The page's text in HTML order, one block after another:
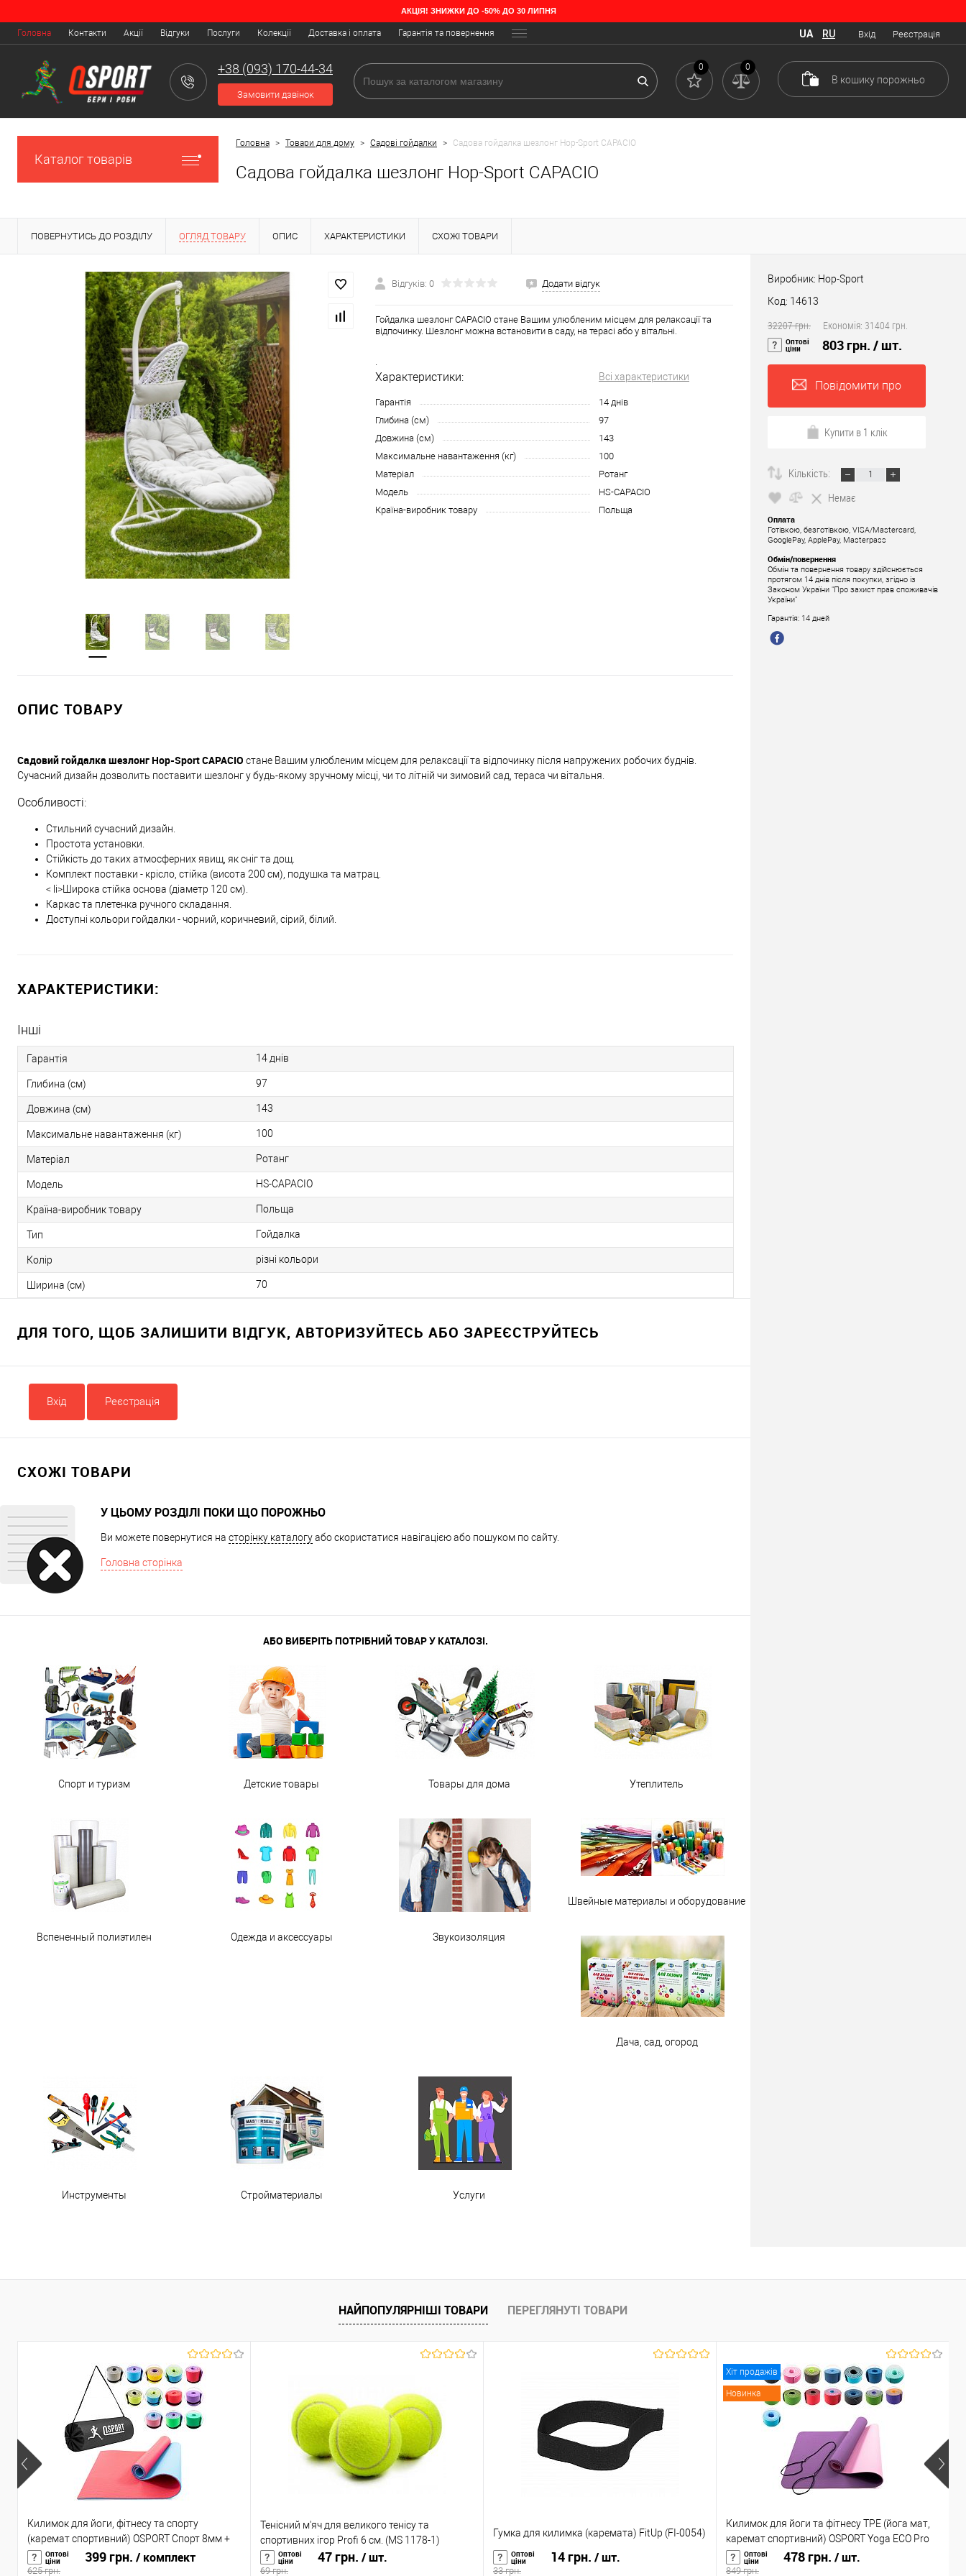
АКЦІЯ! ЗНИЖКИ ДО -50% ДО 30 ЛИПНЯ
Головна Контакти Акції Відгуки Послуги Колекції Доставка і оплата Гарантія та повернення Вхід Реєстрація
UA RU
+38 (093) 170-44-34
Замовити дзвінок
0 0
В кошику порожньо
Каталог товарів
Головна > Товари для дому > Садові гойдалки > Садова гойдалка шезлонг Hop-Sport CAPACIO
Садова гойдалка шезлонг Hop-Sport CAPACIO
ПОВЕРНУТИСЬ ДО РОЗДІЛУ ОГЛЯД ТОВАРУ ОПИС ХАРАКТЕРИСТИКИ СХОЖІ ТОВАРИ
Відгуків: 0 Додати відгук
Гойдалка шезлонг CAPACIO стане Вашим улюбленим місцем для релаксації та
відпочинку. Шезлонг можна встановити в саду, на терасі або у вітальні.
Характеристики: Всі характеристики
Гарантія
14 днів
Глибина (см)
97
Довжина (см)
143
Максимальне навантаження (кг)
100
Матеріал
Ротанг
Модель
HS-CAPACIO
Країна-виробник товару
Польща
ОПИС ТОВАРУ
Садовий гойдалка шезлонг Hop-Sport CAPACIO стане Вашим улюбленим місцем для релаксації та відпочинку після напружених робочих буднів.
Сучасний дизайн дозволить поставити шезлонг у будь-якому зручному місці, чи то літній чи зимовий сад, тераса чи вітальня.
Особливості:
Стильний сучасний дизайн.
Простота установки.
Стійкість до таких атмосферних явищ, як сніг та дощ.
Комплект поставки - крісло, стійка (висота 200 см), подушка та матрац.
< li>Широка стійка основа (діаметр 120 см).
Каркас та плетенка ручного складання.
Доступні кольори гойдалки - чорний, коричневий, сірий, білий.
ХАРАКТЕРИСТИКИ:
Інші
Гарантія 14 днів
Глибина (см) 97
Довжина (см) 143
Максимальне навантаження (кг) 100
Матеріал Ротанг
Модель HS-CAPACIO
Країна-виробник товару Польща
Тип Гойдалка
Колір різні кольори
Ширина (см) 70
ДЛЯ ТОГО, ЩОБ ЗАЛИШИТИ ВІДГУК, АВТОРИЗУЙТЕСЬ АБО ЗАРЕЄСТРУЙТЕСЬ
Вхід Реєстрація
СХОЖІ ТОВАРИ
У ЦЬОМУ РОЗДІЛІ ПОКИ ЩО ПОРОЖНЬО
Ви можете повернутися на сторінку каталогуабо скористатися навігацією або пошуком по сайту.
Головна сторінка
АБО ВИБЕРІТЬ ПОТРІБНИЙ ТОВАР У КАТАЛОЗІ.
Спорт и туризм Детские товары Товары для дома Утеплитель
Вспененный полиэтилен Одежда и аксессуары Звукоизоляция
Швейные материалы и оборудование
Дача, сад, огород
Инструменты Стройматериалы Услуги
Виробник: Hop-Sport
Код: 14613
32207 грн. Економія: 31404 грн.
Оптові
ціни 803 грн. / шт.
Повідомити про
наявність
Купити в 1 клік
Кількість:
Немає
Оплата
Готівкою, безготівкою, VISA/Mastercard,
GooglePay, ApplePay, Masterpass
Обмін/повернення
Обмін та повернення товару здійснюється
протягом 14 днів після покупки, згідно із
Законом України "Про захист прав споживачів
України"
Гарантія: 14 дней
НАЙПОПУЛЯРНІШІ ТОВАРИ ПЕРЕГЛЯНУТІ ТОВАРИ
Килимок для йоги, фітнесу та спорту
(каремат спортивний) OSPORT Спорт 8мм +
чохол (n-0008)
Оптові
ціни 399 грн. / комплект
625 грн.
Тенісний м'яч для великого тенісу та
спортивних ігор Profi 6 см. (MS 1178-1)
Оптові
ціни 47 грн. / шт.
69 грн.
Гумка для килимка (каремата) FitUp (FI-0054)
Оптові
ціни 14 грн. / шт.
33 грн.
Хіт продажів
Новинка
Килимок для йоги та фітнесу TPE (йога мат,
каремат спортивний) OSPORT Yoga ECO Pro
6мм (FI-0076)
Оптові
ціни 478 грн. / шт.
849 грн.